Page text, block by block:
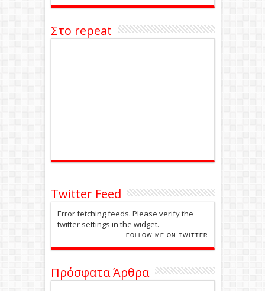
Στο repeat
Twitter Feed
Error fetching feeds. Please verify the
twitter settings in the widget.
FOLLOW ME ON TWITTER
Πρόσφατα Άρθρα